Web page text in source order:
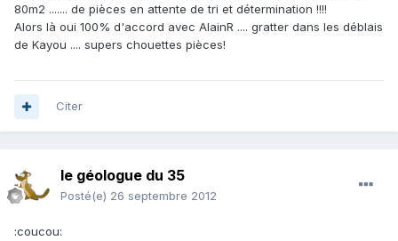
80m2 ....... de pièces en attente de tri et détermination !!!!
Alors là oui 100% d'accord avec AlainR .... gratter dans les déblais
de Kayou .... supers chouettes pièces!
Citer
le géologue du 35
Posté(e) 26 septembre 2012
:coucou: